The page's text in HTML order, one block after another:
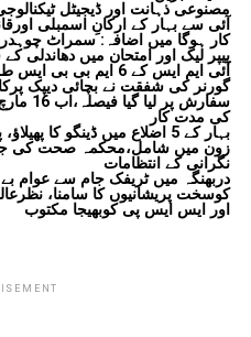
مصنوعی ذہانت اور ڈیجیٹل
آئی سے بہار کے ارکانِ اسمبلی
کار ہوگا میں اضافہ: سمراٹ
پیپر لیک اور امتحان میں دھاندلی
آئی ایم ایس کے 6 ایم بی بی ایس طلبہ معطل
گورنر کی شفقت نے بچائی دیپک
کی مدت کار
زون میں شامل،محکمہ صحت کی
نگرانی کے انتظامات
دربھنگہ میں ٹریفک جام سے عوام
کوسخت پریشانیوں کا سامنا،
اور ایس ایس پی کوبھیجا مکتوب